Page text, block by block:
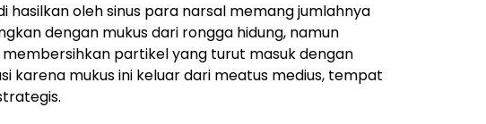
hasilkan oleh sinus para narsal memang jumlahnya
dengan mukus dari rongga hidung, namun
partikel yang turut masuk dengan
karena mukus ini keluar dari meatus medius, tempat